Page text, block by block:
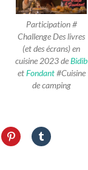
Participation #
Challenge Des livres
(et des écrans) en
cuisine 2023deBidib
etFondant#Cuisine
de camping